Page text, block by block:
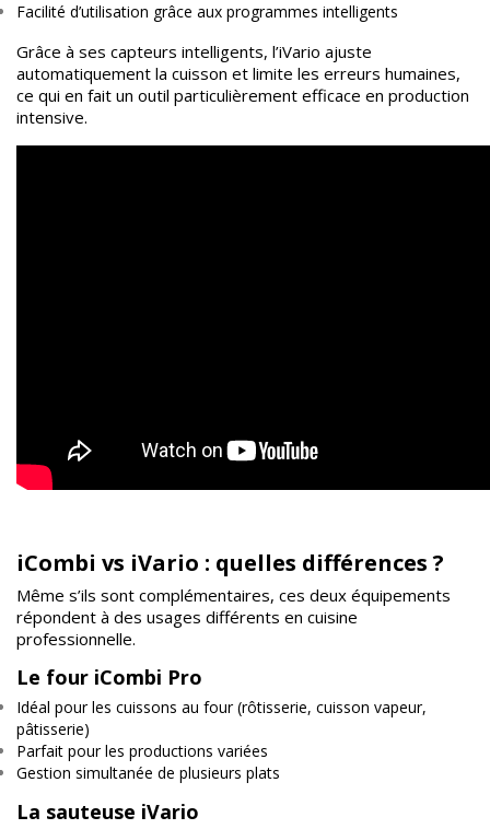
Facilité d’utilisation grâce aux programmes intelligents
Grâce à ses capteurs intelligents, l’iVario ajuste
automatiquement la cuisson et limite les erreurs humaines,
ce qui en fait un outil particulièrement efficace en production
intensive.
iCombi vs iVario : quelles différences ?
Même s’ils sont complémentaires, ces deux équipements
répondent à des usages différents en cuisine
professionnelle.
Le four iCombi Pro
Idéal pour les cuissons au four (rôtisserie, cuisson vapeur,
pâtisserie)
Parfait pour les productions variées
Gestion simultanée de plusieurs plats
La sauteuse iVario